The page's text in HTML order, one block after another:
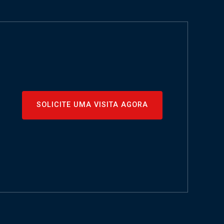
SOLICITE UMA VISITA AGORA